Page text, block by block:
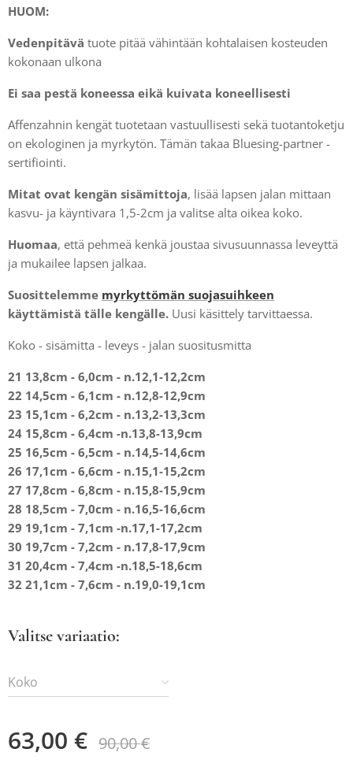
HUOM:
Vedenpitävä tuote pitää vähintään kohtalaisen kosteuden
kokonaan ulkona
Ei saa pestä koneessa eikä kuivata koneellisesti
Affenzahnin kengät tuotetaan vastuullisesti sekä tuotantoketju
on ekologinen ja myrkytön. Tämän takaa Bluesing-partner -
sertifiointi.
Mitat ovat kengän sisämittoja, lisää lapsen jalan mittaan
kasvu- ja käyntivara 1,5-2cm ja valitse alta oikea koko.
Huomaa, että pehmeä kenkä joustaa sivusuunnassa leveyttä
ja mukailee lapsen jalkaa.
Suosittelemme myrkyttömän suojasuihkeen
käyttämistä tälle kengälle. Uusi käsittely tarvittaessa.
Koko - sisämitta - leveys - jalan suositusmitta
21 13,8cm - 6,0cm - n.12,1-12,2cm
22 14,5cm - 6,1cm - n.12,8-12,9cm
23 15,1cm - 6,2cm - n.13,2-13,3cm
24 15,8cm - 6,4cm -n.13,8-13,9cm
25 16,5cm - 6,5cm - n.14,5-14,6cm
26 17,1cm - 6,6cm - n.15,1-15,2cm
27 17,8cm - 6,8cm - n.15,8-15,9cm
28 18,5cm - 7,0cm - n.16,5-16,6cm
29 19,1cm - 7,1cm -n.17,1-17,2cm
30 19,7cm - 7,2cm - n.17,8-17,9cm
31 20,4cm - 7,4cm -n.18,5-18,6cm
32 21,1cm - 7,6cm - n.19,0-19,1cm
Valitse variaatio:
Koko
63,00 € 90,00€